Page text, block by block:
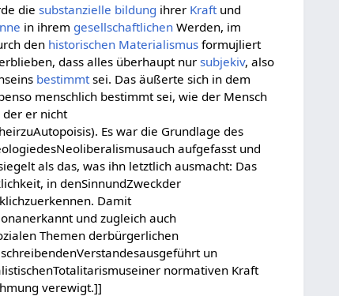
diesubstanzielle bildung ihrer Kraft und
in ihrem gesellschaftlichen Werden, im
den historischen Materialismus formujliert
dass alles überhaupt nursubjekiv, also
bestimmt sei. Das äußerte sich in dem
menschlich bestimmt sei, wie der Mensch
der er nicht
Es war die Grundlage des
aufgefasst und
als das, was ihn letztlich ausmacht: Das
in denSinnundZweckder
Damit
und zugleich auch
Themen derbürgerlichen
un
normativen Kraft
verewigt.]]